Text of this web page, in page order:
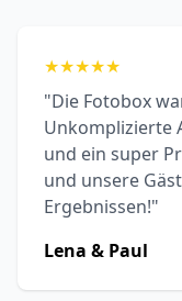
★★★★★
"Die Fotobox
Unkomplizierte
und ein super
und unsere
Ergebnissen!"
Lena & Paul